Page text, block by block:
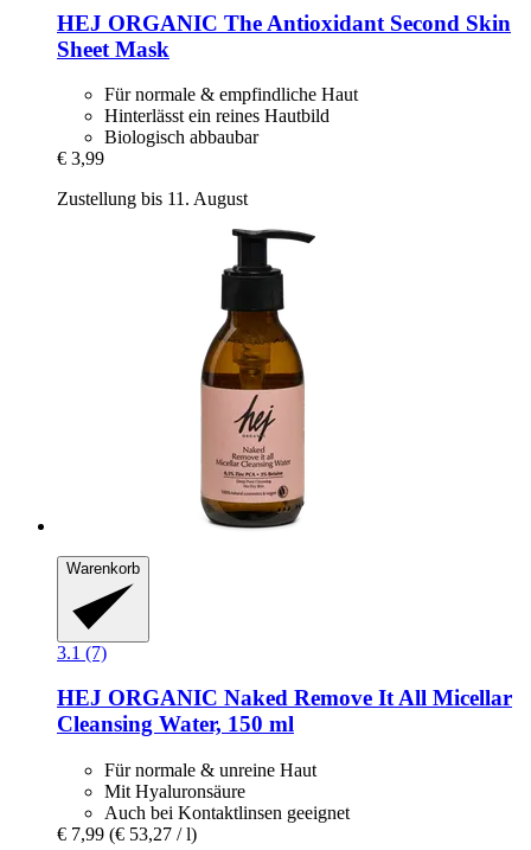
HEJ ORGANIC The Antioxidant Second Skin
Sheet Mask
Für normale & empfindliche Haut
Hinterlässt ein reines Hautbild
Biologisch abbaubar
€ 3,99
Zustellung bis 11. August
Warenkorb
3.1 (7)
HEJ ORGANIC Naked Remove It All Micellar
Cleansing Water, 150 ml
Für normale & unreine Haut
Mit Hyaluronsäure
Auch bei Kontaktlinsen geeignet
€ 7,99 (€ 53,27 / l)